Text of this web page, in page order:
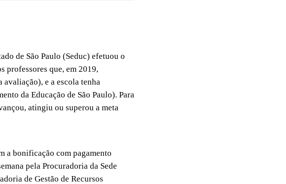
de São Paulo (Seduc) efetuou o
professores que, em 2019,
e a escola tenha
da Educação de São Paulo). Para
atingiu ou superou a meta
a bonificação com pagamento
pela Procuradoria da Sede
de Gestão de Recursos